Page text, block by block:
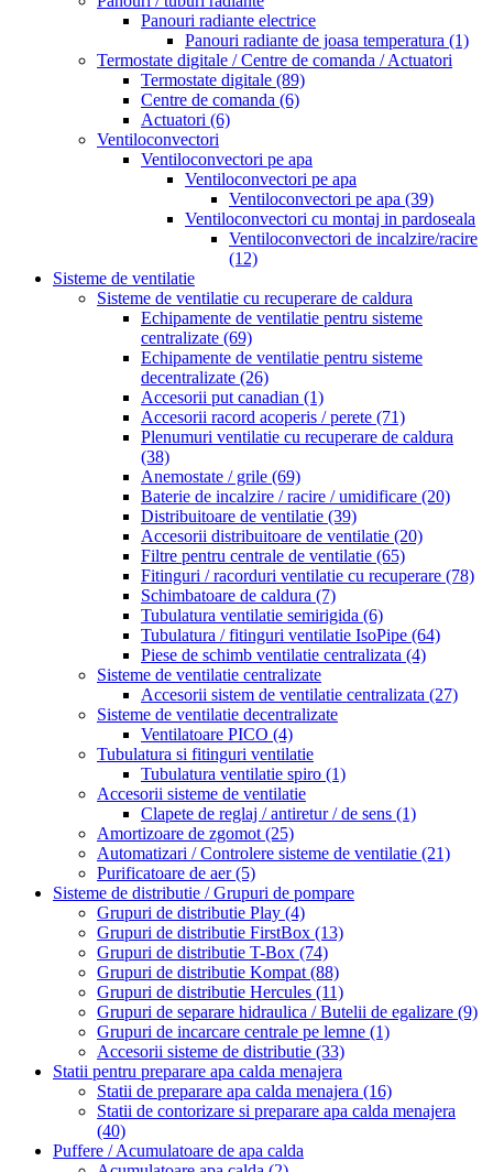
Panouri radiante electrice
Panouri radiante de joasa temperatura (1)
Termostate digitale / Centre de comanda / Actuatori
Termostate digitale (89)
Centre de comanda (6)
Actuatori (6)
Ventiloconvectori
Ventiloconvectori pe apa
Ventiloconvectori pe apa
Ventiloconvectori pe apa (39)
Ventiloconvectori cu montaj in pardoseala
Ventiloconvectori de incalzire/racire
(12)
Sisteme de ventilatie
Sisteme de ventilatie cu recuperare de caldura
Echipamente de ventilatie pentru sisteme
centralizate (69)
Echipamente de ventilatie pentru sisteme
decentralizate (26)
Accesorii put canadian (1)
Accesorii racord acoperis / perete (71)
Plenumuri ventilatie cu recuperare de caldura
(38)
Anemostate / grile (69)
Baterie de incalzire / racire / umidificare (20)
Distribuitoare de ventilatie (39)
Accesorii distribuitoare de ventilatie (20)
Filtre pentru centrale de ventilatie (65)
Fitinguri / racorduri ventilatie cu recuperare (78)
Schimbatoare de caldura (7)
Tubulatura ventilatie semirigida (6)
Tubulatura / fitinguri ventilatie IsoPipe (64)
Piese de schimb ventilatie centralizata (4)
Sisteme de ventilatie centralizate
Accesorii sistem de ventilatie centralizata (27)
Sisteme de ventilatie decentralizate
Ventilatoare PICO (4)
Tubulatura si fitinguri ventilatie
Tubulatura ventilatie spiro (1)
Accesorii sisteme de ventilatie
Clapete de reglaj / antiretur / de sens (1)
Amortizoare de zgomot (25)
Automatizari / Controlere sisteme de ventilatie (21)
Purificatoare de aer(5)
Sisteme de distributie / Grupuri de pompare
Grupuri de distributie Play (4)
Grupuri de distributie FirstBox (13)
Grupuri de distributie T-Box (74)
Grupuri de distributie Kompat (88)
Grupuri de distributie Hercules (11)
Grupuri de separare hidraulica / Butelii de egalizare (9)
Grupuri de incarcare centrale pe lemne (1)
Accesorii sisteme de distributie (33)
Statii pentru preparare apa calda menajera
Statii de preparare apa calda menajera (16)
Statii de contorizare si preparare apa calda menajera
(40)
Puffere / Acumulatoare de apa calda